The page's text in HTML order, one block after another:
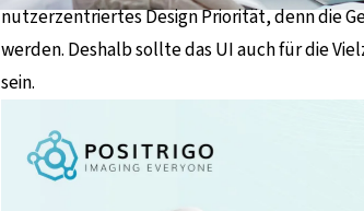
nutzerzentriertes Design Priorität, denn die
werden. Deshalb sollte das UI auch für die
sein.